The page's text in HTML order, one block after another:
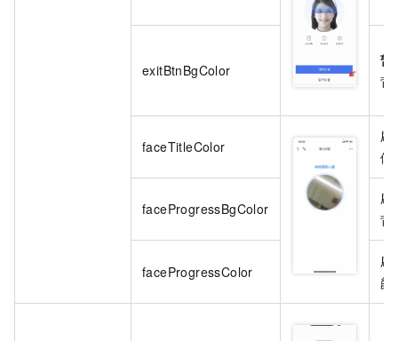
exitBtnBgColor
暂
背
faceTitleColor
刷
体
faceProgressBgColor
刷
背
faceProgressColor
刷
颜